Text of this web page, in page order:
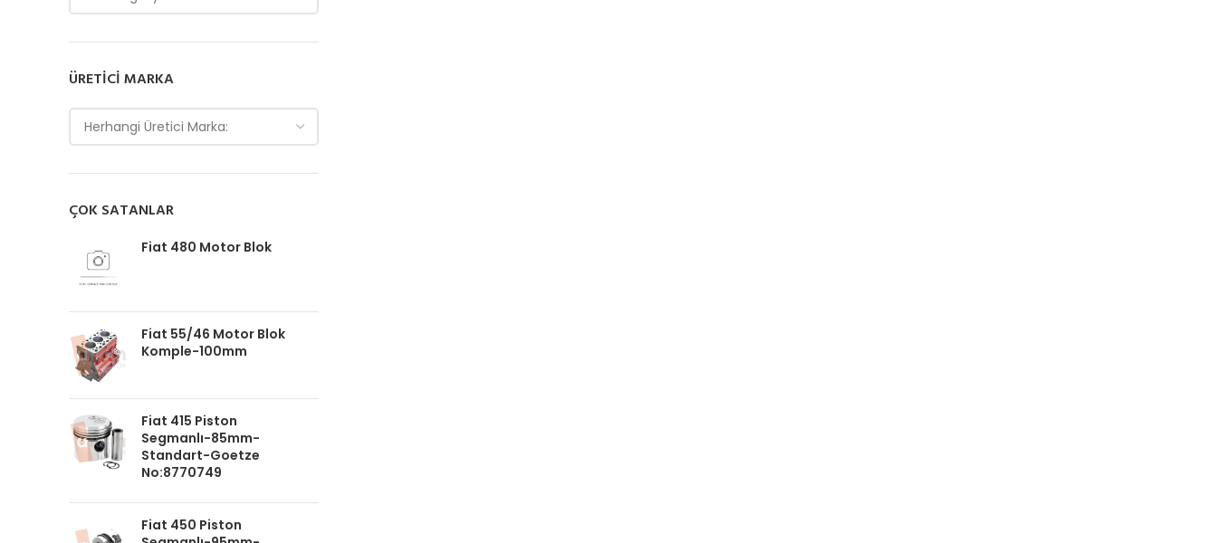
ÜRETICI MARKA
Herhangi Üretici Marka:
ÇOK SATANLAR
Fiat 480 Motor Blok
Fiat 55/46 Motor Blok
Komple-100mm
Fiat 415 Piston
Segmanlı-85mm-
Standart-Goetze
No:8770749
Fiat 450 Piston